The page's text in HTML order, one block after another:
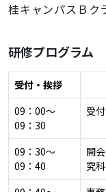
桂キャンパスＢ
研修プログラム
受付・挨拶
09：00～
09：30
受付
09：30～
09：40
開
究